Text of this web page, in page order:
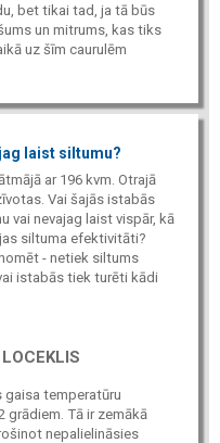
bet tikai tad, ja tā būs
un mitrums, kas tiks
uz šīm caurulēm
laist siltumu?
ar 196 kvm. Otrajā
Vai šajās istabās
vai nevajag laist vispār, kā
siltuma efektivitāti?
- netiek siltums
istabās tiek turēti kādi
temperatūru
grādiem. Tā ir zemākā
nepalielināsies